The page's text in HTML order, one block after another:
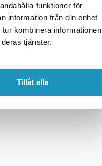
funktioner för
information från din enhet
kombinera informationen
tjänster.
Tillåt alla